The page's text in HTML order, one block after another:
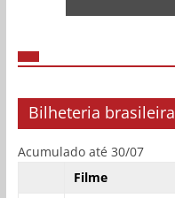
Bilheteria brasileira
Acumulado até 30/07
Filme